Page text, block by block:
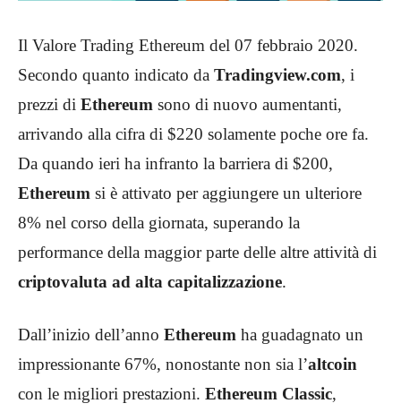
Il Valore Trading Ethereum del 07 febbraio 2020.
Secondo quanto indicato da Tradingview.com, i
prezzi di Ethereum sono di nuovo aumentanti,
arrivando alla cifra di $220 solamente poche ore fa.
Da quando ieri ha infranto la barriera di $200,
Ethereum si è attivato per aggiungere un ulteriore
8% nel corso della giornata, superando la
performance della maggior parte delle altre attività di
criptovaluta ad alta capitalizzazione.
Dall’inizio dell’anno Ethereum ha guadagnato un
impressionante 67%, nonostante non sia l’altcoin
con le migliori prestazioni. Ethereum Classic,